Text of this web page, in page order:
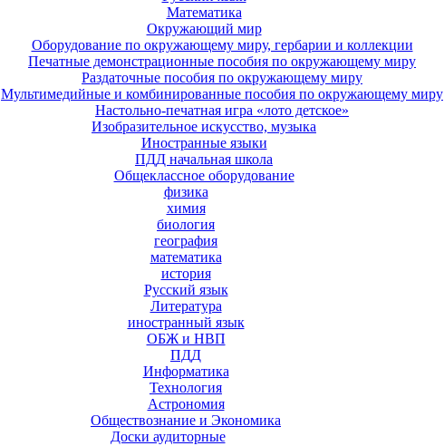
Математика
Окружающий мир
Оборудование по окружающему миру, гербарии и коллекции
Печатные демонстрационные пособия по окружающему миру
Раздаточные пособия по окружающему миру
Мультимедийные и комбинированные пособия по окружающему миру
Настольно-печатная игра «лото детское»
Изобразительное искусство, музыка
Иностранные языки
ПДД начальная школа
Общеклассное оборудование
физика
химия
биология
география
математика
история
Русский язык
Литература
иностранный язык
ОБЖ и НВП
ПДД
Информатика
Технология
Астрономия
Обществознание и Экономика
Доски аудиторные